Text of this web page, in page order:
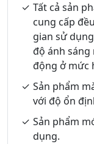
Tất cả sản
cung cấp
gian sử
độ ánh
động ở mức
Sản phẩm
với độ ổn
Sản phẩm
dụng.